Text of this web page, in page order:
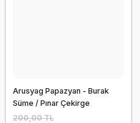
Arusyag Papazyan - Burak
Süme / Pınar Çekirge
200,00 TL